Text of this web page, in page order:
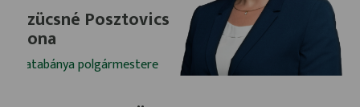
Szücsné Posztovics
Ilona
Tatabánya polgármestere